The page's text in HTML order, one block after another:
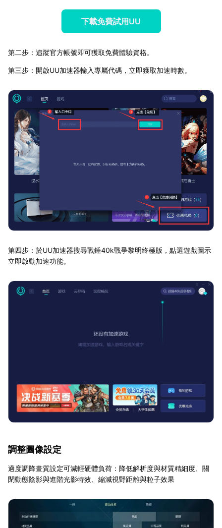
下載免費試用UU
第二步：追蹤官方帳號即可獲取免費體驗資格。
第三步：開啟UU加速器輸入專屬代碼，立即獲取加速時數。
第四步：於UU加速器搜尋戰錘40k戰爭黎明終極版，點選遊戲圖示
立即啟動加速功能。
調整圖像設定
適度調降畫質設定可減輕硬體負荷：降低解析度與材質精細度、關
閉動態陰影與進階光影特效、縮減視野距離與粒子效果